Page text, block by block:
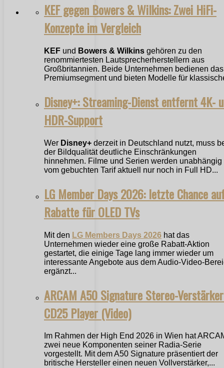
KEF gegen Bowers & Wilkins: Zwei HiFi-
Konzepte im Vergleich
KEF und Bowers & Wilkins gehören zu den
renommiertesten Lautsprecherherstellern aus
Großbritannien. Beide Unternehmen bedienen das
Premiumsegment und bieten Modelle für
Disney+: Streaming-Dienst entfernt 4K-
HDR-Support
Wer Disney+ derzeit in Deutschland nutzt, muss
der Bildqualität deutliche Einschränkungen
hinnehmen. Filme und Serien werden unabhängig
vom gebuchten Tarif aktuell nur noch in Full HD...
LG Member Days 2026: letzte Chance
Rabatte für OLED TVs
Mit den LG Members Days 2026 hat das
Unternehmen wieder eine große Rabatt-Aktion
gestartet, die einige Tage lang immer wieder um
interessante Angebote aus dem Audio-Video-
ergänzt...
ARCAM A50 Signature Stereo-
CD25 Player (Video)
Im Rahmen der High End 2026 in Wien hat
zwei neue Komponenten seiner Radia-Serie
vorgestellt. Mit dem A50 Signature präsentiert der
britische Hersteller einen neuen Vollverstärker,...